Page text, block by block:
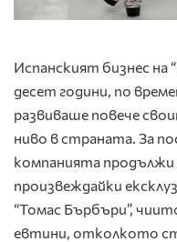
Испанският бизнес на
десет години, по
развиваше повече
ниво в страната. За
компанията продължи
произвеждайки
“Томас Бърбъри”,
евтини, отколкото